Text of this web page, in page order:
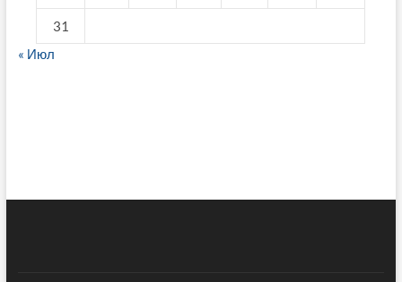
31
« Июл